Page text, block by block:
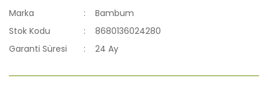
Marka
Bambum
Stok Kodu
8680136024280
Garanti Süresi
24 Ay